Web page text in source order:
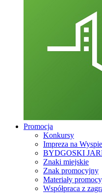
Promocja
Konkursy
Impreza na
BYDGOSKI
Znaki miejskie
Znak promocyjny
Materiały
Współpraca z